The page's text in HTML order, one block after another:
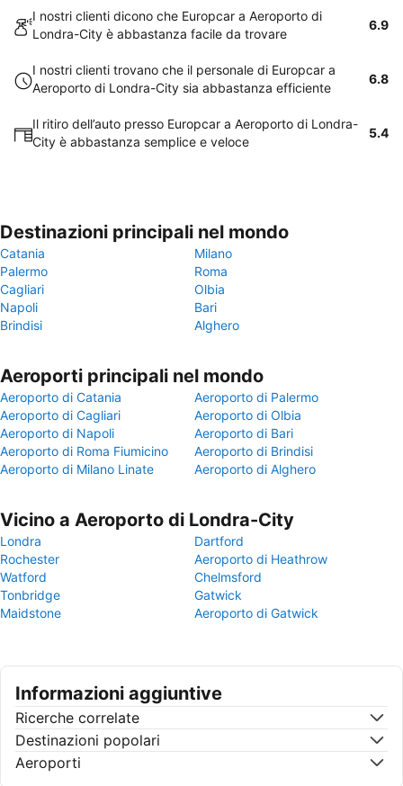
I nostri clienti dicono che Europcar a Aeroporto di
Londra-City è abbastanza facile da trovare
6.9
I nostri clienti trovano che il personale di Europcar a
Aeroporto di Londra-City sia abbastanza efficiente
6.8
Il ritiro dell’auto presso Europcar a Aeroporto di Londra-
City è abbastanza semplice e veloce
5.4
Destinazioni principali nel mondo
Catania
Milano
Palermo
Roma
Cagliari
Olbia
Napoli
Bari
Brindisi
Alghero
Aeroporti principali nel mondo
Aeroporto di Catania
Aeroporto di Palermo
Aeroporto di Cagliari
Aeroporto di Olbia
Aeroporto di Napoli
Aeroporto di Bari
Aeroporto di Roma Fiumicino
Aeroporto di Brindisi
Aeroporto di Milano Linate
Aeroporto di Alghero
Vicino a Aeroporto di Londra-City
Londra
Dartford
Rochester
Aeroporto di Heathrow
Watford
Chelmsford
Tonbridge
Gatwick
Maidstone
Aeroporto di Gatwick
Informazioni aggiuntive
Ricerche correlate
Destinazioni popolari
Aeroporti